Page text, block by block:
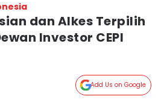
dan Alkes Terpilih
Investor CEPI
Add Us on Google